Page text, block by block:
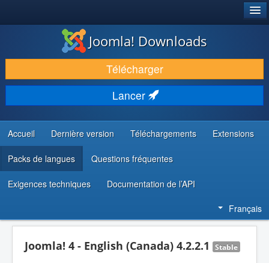
TÉLÉCHARGER & ÉTENDRE
DÉCOUVRIR & APPRENDRE
COMMUNAUTÉ & SUPPORT
RESSOURCES DÉVELOPPEURS
Joomla! Downloads
Télécharger
Lancer
Accueil Dernière version Téléchargements Extensions
Packs de langues Questions fréquentes
Exigences techniques Documentation de l’API
Français
Joomla! 4 - English (Canada) 4.2.2.1 Stable